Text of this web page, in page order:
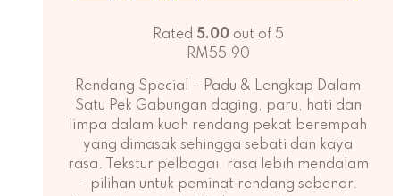
Rated 5.00out of 5
RM55.90
Rendang Special – Padu & Lengkap Dalam
Satu Pek Gabungan daging, paru, hati dan
limpa dalam kuah rendang pekat berempah
yang dimasak sehingga sebati dan kaya
rasa. Tekstur pelbagai, rasa lebih mendalam
– pilihan untuk peminat rendang sebenar.